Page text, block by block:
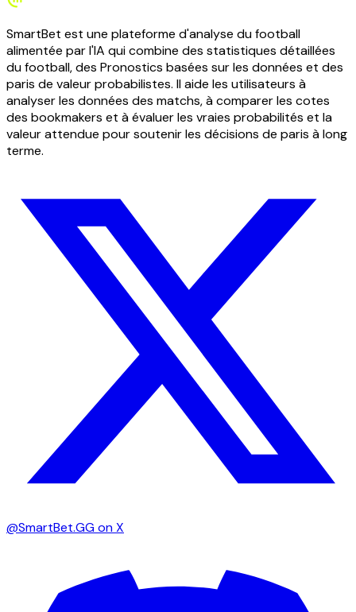
SmartBet est une plateforme d'analyse du football
alimentée par l'IA qui combine des statistiques détaillées
du football, des Pronostics basées sur les données et des
paris de valeur probabilistes. Il aide les utilisateurs à
analyser les données des matchs, à comparer les cotes
des bookmakers et à évaluer les vraies probabilités et la
valeur attendue pour soutenir les décisions de paris à long
terme.
@SmartBet.GG on X